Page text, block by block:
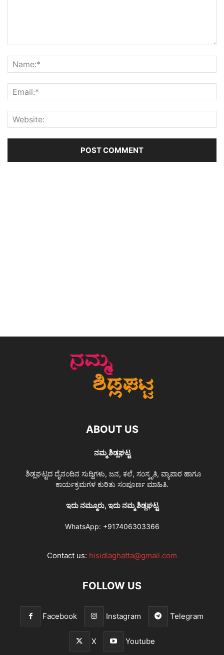
ABOUT US
ನಮ್ಮ ಶಿಡ್ಲಘಟ್ಟ
ಶಿಡ್ಲಘಟ್ಟದ ದೈನಂದಿನ ಸುದ್ದಿಗಳು, ಜನ, ಕಲೆ, ಸಂಸ್ಕೃತಿ, ವ್ಯಾಪಾರ ಹಾಗೂ
ಕಾರ್ಯಕ್ರಮಗಳ ಕುರಿತು ಸಂಪೂರ್ಣ ಮಾಹಿತಿ.
ಇದು ನಮ್ಮೂರು, ಇದು ನಮ್ಮ ಶಿಡ್ಲಘಟ್ಟ
WhatsApp: +917406303366
Contact us: hisidlaghatta@gmail.com
FOLLOW US
Facebook Instagram Telegram
X Youtube